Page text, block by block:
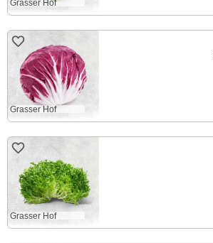
Grasser Hof
Grasser Hof
Grasser Hof